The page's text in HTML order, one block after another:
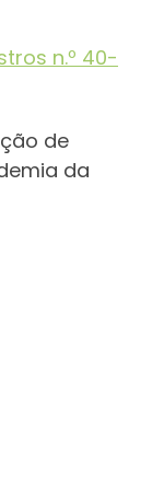
n.º 40-
de
da